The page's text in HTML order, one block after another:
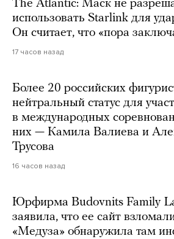
The Atlantic: Маск не
использовать Starlink для
Он считает, что «пора
17 часов назад
Более 20 российских
нейтральный статус для
в международных
них — Камила Валиева и
Трусова
16 часов назад
Юрфирма Budovnits Family
заявила, что ее сайт
«Медуза» обнаружила там